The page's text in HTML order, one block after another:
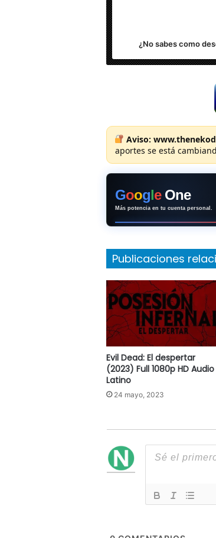
¿No sabes como
Aviso:
aportes se está
Google One
Más potencia en tu cuenta personal.
Publicaciones
Evil Dead: El despertar
(2023) Full 1080p HD Audio
Latino
24 mayo, 2023